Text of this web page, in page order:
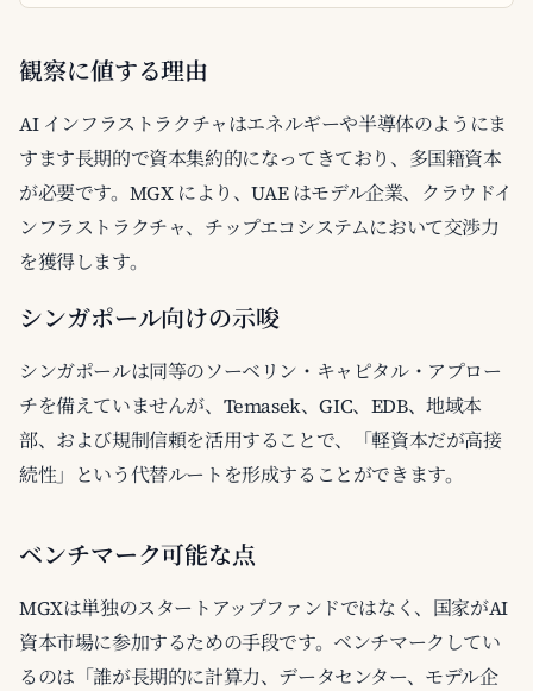
観察に値する理由
AI インフラストラクチャはエネルギーや半導体のようにま
すます長期的で資本集約的になってきており、多国籍資本
が必要です。MGX により、UAE はモデル企業、クラウドイ
ンフラストラクチャ、チップエコシステムにおいて交渉力
を獲得します。
シンガポール向けの示唆
シンガポールは同等のソーベリン・キャピタル・アプロー
チを備えていませんが、Temasek、GIC、EDB、地域本
部、および規制信頼を活用することで、「軽資本だが高接
続性」という代替ルートを形成することができます。
ベンチマーク可能な点
MGXは単独のスタートアップファンドではなく、国家がAI
資本市場に参加するための手段です。ベンチマークしてい
るのは「誰が長期的に計算力、データセンター、モデル企